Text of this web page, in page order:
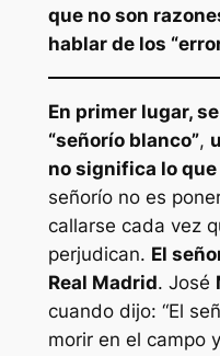
que no son
hablar de los
En primer lugar,
“señorío blanco”,
no significa lo
señorío no es
callarse cada vez
perjudican. El
Real Madrid. José
cuando dijo: “El
morir en el campo